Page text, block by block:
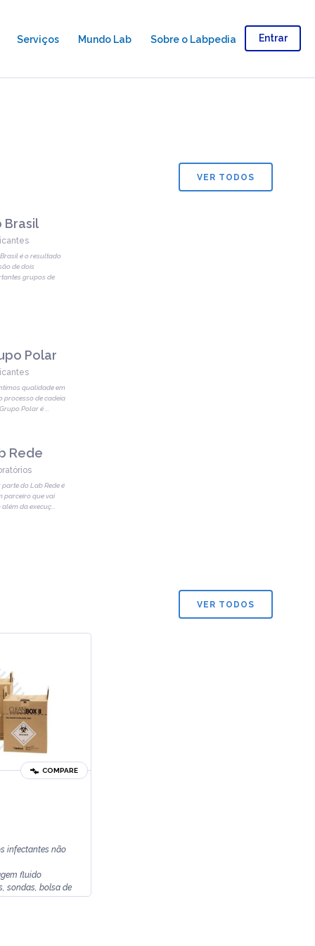
Serviços Mundo Lab Sobre o Labpedia Entrar
VER TODOS
Brasil
é o resultado
de dois
grupos de
Polar
qualidade em
processo de cadeia
Polar é
Rede
parte do Lab Rede é
parceiro que vai
além da execuç
VER TODOS
COMPARE
infectantes não
fluido
sondas, bolsa de